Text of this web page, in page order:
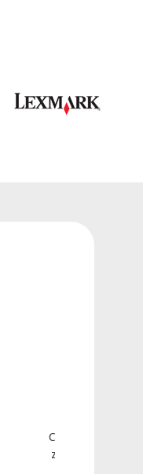
Czerwony HP 312A
zamiennik CF383A